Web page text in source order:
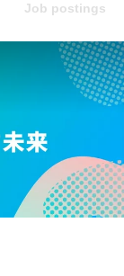
Job postings